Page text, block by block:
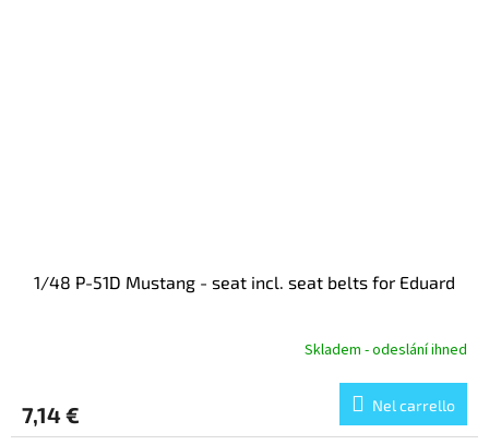
1/48 P-51D Mustang - seat incl. seat belts for Eduard
Skladem - odeslání ihned
7,14 € Nel carrello